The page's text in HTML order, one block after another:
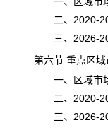
二、2020-2025
三、2026-2032
第六节 重点区域
一、区域市场
二、2020-2025
三、2026-2032